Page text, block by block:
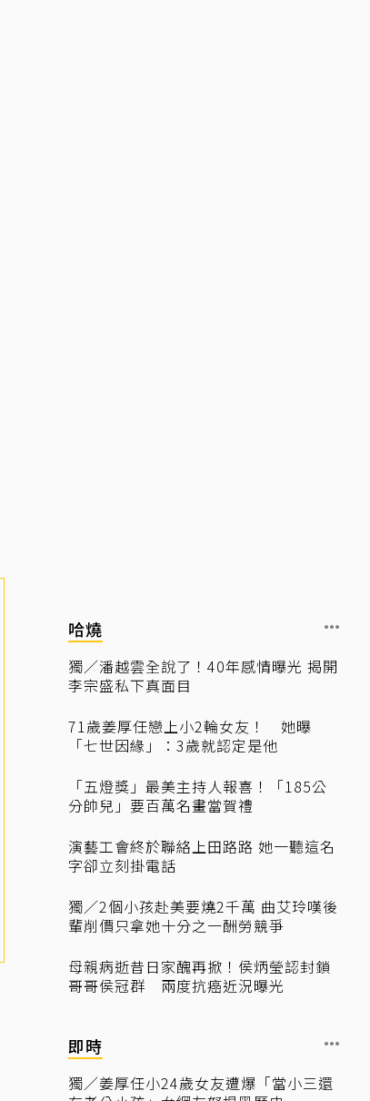
哈燒
獨／潘越雲全說了！40年感情曝光 揭開
李宗盛私下真面目
71歲姜厚任戀上小2輪女友！ 她曝
「七世因緣」：3歲就認定是他
「五燈獎」最美主持人報喜！「185公
分帥兒」要百萬名畫當賀禮
演藝工會終於聯絡上田路路 她一聽這名
字卻立刻掛電話
獨／2個小孩赴美要燒2千萬 曲艾玲嘆後
輩削價只拿她十分之一酬勞競爭
母親病逝昔日家醜再掀！侯炳瑩認封鎖
哥哥侯冠群 兩度抗癌近況曝光
即時
獨／姜厚任小24歲女友遭爆「當小三還